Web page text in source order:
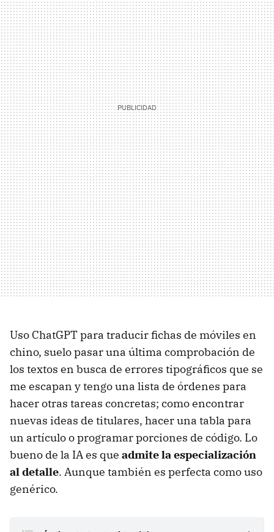
Uso ChatGPT para traducir fichas de móviles en
chino, suelo pasar una última comprobación de
los textos en busca de errores tipográficos que se
me escapan y tengo una lista de órdenes para
hacer otras tareas concretas; como encontrar
nuevas ideas de titulares, hacer una tabla para
un artículo o programar porciones de código. Lo
bueno de la IA es que admite la especialización
al detalle. Aunque también es perfecta como uso
genérico.